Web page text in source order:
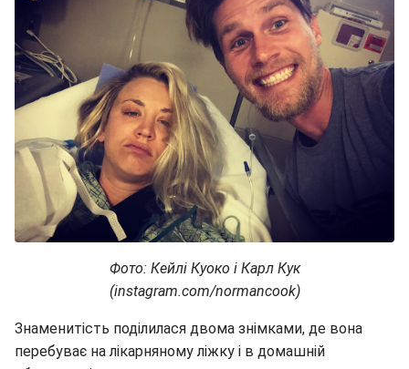
Фото: Кейлі Куоко і Карл Кук
(instagram.com/normancook)
Знаменитість поділилася двома знімками, де вона
перебуває на лікарняному ліжку і в домашній